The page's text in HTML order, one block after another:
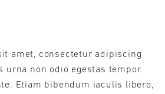
amet, consectetur adipiscing
urna non odio egestas tempor.
Etiam bibendum iaculis libero,